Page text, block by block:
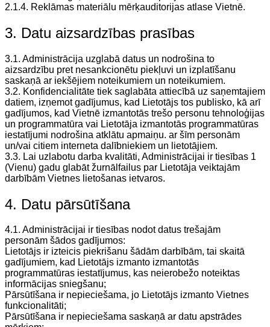
2.1.4. Reklāmas materiālu mērķauditorijas atlase Vietnē.
3. Datu aizsardzības prasības
3.1. Administrācija uzglabā datus un nodrošina to
aizsardzību pret nesankcionētu piekļuvi un izplatīšanu
saskaņā ar iekšējiem noteikumiem un noteikumiem.
3.2. Konfidencialitāte tiek saglabāta attiecībā uz saņemtajiem
datiem, izņemot gadījumus, kad Lietotājs tos publisko, kā arī
gadījumos, kad Vietnē izmantotās trešo personu tehnoloģijas
un programmatūra vai Lietotāja izmantotās programmatūras
iestatījumi nodrošina atklātu apmaiņu. ar šīm personām
un/vai citiem interneta dalībniekiem un lietotājiem.
3.3. Lai uzlabotu darba kvalitāti, Administrācijai ir tiesības 1
(Vienu) gadu glabāt žurnālfailus par Lietotāja veiktajām
darbībām Vietnes lietošanas ietvaros.
4. Datu pārsūtīšana
4.1. Administrācijai ir tiesības nodot datus trešajām
personām šādos gadījumos:
Lietotājs ir izteicis piekrišanu šādām darbībām, tai skaitā
gadījumiem, kad Lietotājs izmanto izmantotās
programmatūras iestatījumus, kas neierobežo noteiktas
informācijas sniegšanu;
Pārsūtīšana ir nepieciešama, jo Lietotājs izmanto Vietnes
funkcionalitāti;
Pārsūtīšana ir nepieciešama saskaņā ar datu apstrādes